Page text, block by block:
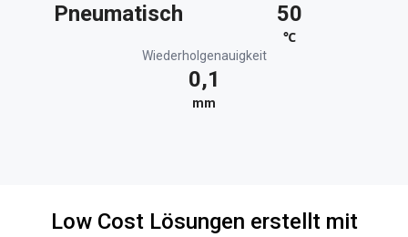
Pneumatisch 50
℃
Wiederholgenauigkeit
0,1
mm
Low Cost Lösungen erstellt mit